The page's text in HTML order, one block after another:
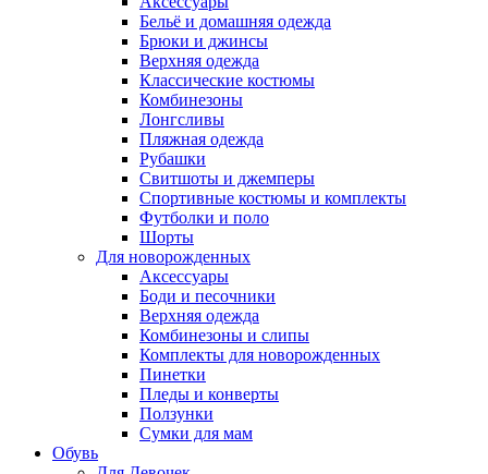
Бельё и домашняя одежда
Брюки и джинсы
Верхняя одежда
Классические костюмы
Комбинезоны
Лонгсливы
Пляжная одежда
Рубашки
Свитшоты и джемперы
Спортивные костюмы и комплекты
Футболки и поло
Шорты
Для новорожденных
Аксессуары
Боди и песочники
Верхняя одежда
Комбинезоны и слипы
Комплекты для новорожденных
Пинетки
Пледы и конверты
Ползунки
Сумки для мам
Обувь